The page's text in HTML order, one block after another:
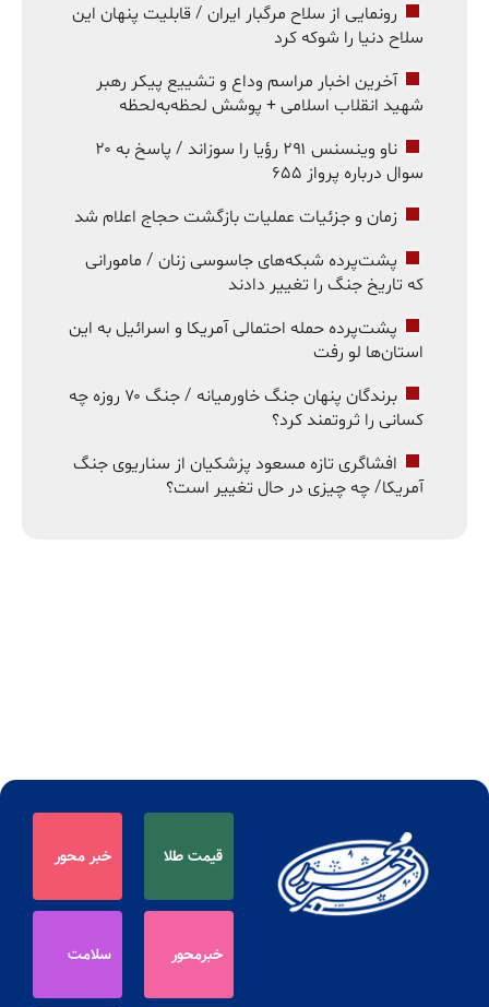
رونمایی از سلاح مرگبار ایران / قابلیت پنهان این
سلاح دنیا را شوکه کرد
آخرین اخبار مراسم وداع و تشییع پیکر رهبر
شهید انقلاب اسلامی + پوشش لحظه‌به‌لحظه
ناو وینسنس ۲۹۱ رؤیا را سوزاند / پاسخ به ۲۰
سوال درباره پرواز ۶۵۵
زمان و جزئیات عملیات بازگشت حجاج اعلام شد
پشت‌پرده شبکه‌های جاسوسی زنان / مامورانی
که تاریخ جنگ را تغییر دادند
پشت‌پرده حمله احتمالی آمریکا و اسرائیل به این
استان‌ها لو رفت
برندگان پنهان جنگ خاورمیانه / جنگ ۷۰ روزه چه
کسانی را ثروتمند کرد؟
افشاگری تازه مسعود پزشکیان از سناریوی جنگ
آمریکا/ چه چیزی در حال تغییر است؟
قیمت طلا خبر محور
خبرمحور سلامت